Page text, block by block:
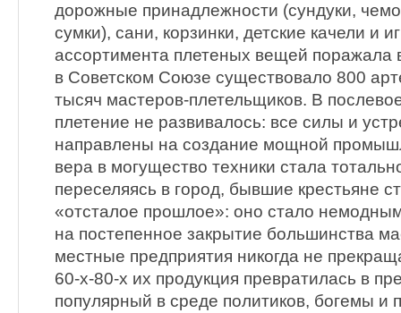
дорожные принадлежности (сундуки,
сумки), сани, корзинки, детские качели и
ассортимента плетеных вещей
в Советском Союзе существовало 800
тысяч мастеров-плетельщиков. В
плетение не развивалось: все силы и
направлены на создание мощной
вера в могущество техники стала
переселяясь в город, бывшие крестьяне
«отсталое прошлое»: оно стало
на постепенное закрытие большинства
местные предприятия никогда не
60-х-80-х их продукция превратилась в
популярный в среде политиков, богемы и